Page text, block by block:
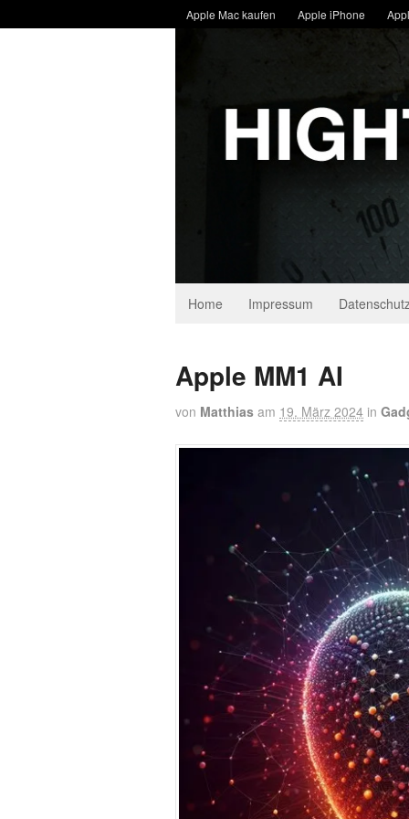
Apple Mac kaufen Apple iPhone
Home Impressum
Apple MM1 AI
von Matthias am 19. März 2024 in